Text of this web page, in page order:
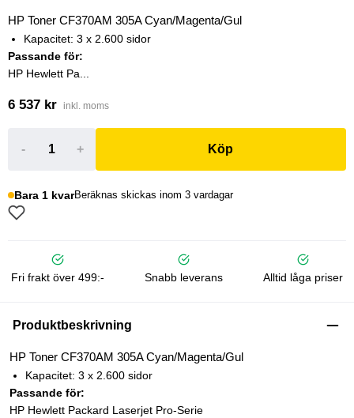
HP Toner CF370AM 305A Cyan/Magenta/Gul
Kapacitet: 3 x 2.600 sidor
Passande för:
HP Hewlett Pa...
6 537 kr inkl. moms
- + Köp
Bara 1 kvarBeräknas skickas inom 3 vardagar
Fri frakt över 499:- Snabb leverans Alltid låga priser
Produktbeskrivning
HP Toner CF370AM 305A Cyan/Magenta/Gul
Kapacitet: 3 x 2.600 sidor
Passande för:
HP Hewlett Packard Laserjet Pro-Serie